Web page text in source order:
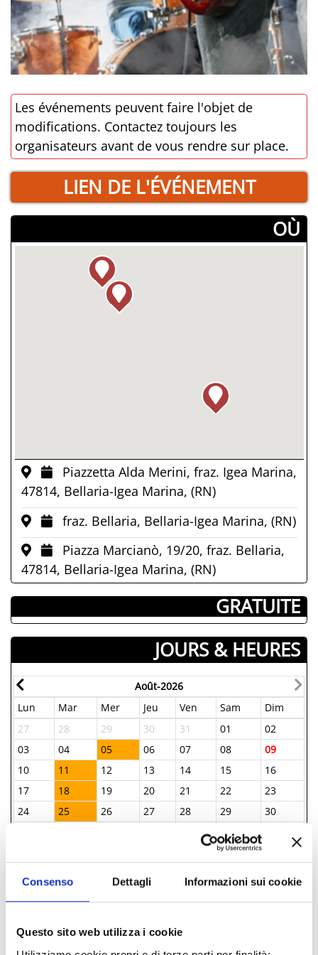
Consenso Dettagli Informazioni sui cookie
Questo sito web utilizza i cookie
Les événements peuvent faire l'objet de
modifications. Contactez toujours les
organisateurs avant de vous rendre sur place.
LIEN DE L'ÉVÉNEMENT
­OÙ
Piazzetta Alda Merini, fraz. Igea Marina,
47814, Bellaria-Igea Marina, (RN)
fraz. Bellaria, Bellaria-Igea Marina, (RN)
Piazza Marcianò, 19/20, fraz. Bellaria,
47814, Bellaria-Igea Marina, (RN)
­ GRATUITE
JOURS & HEURES
Août-2026
Lun
Mar Mer Jeu Ven Sam
Dim
27
28 29 30 31 01
02
03
04 05 06 07 08
09
10
11 12 13 14 15
16
17
18 19 20 21 22
23
24
25 26 27 28 29
30
05
INFORMATIONS ­
TURISTICA